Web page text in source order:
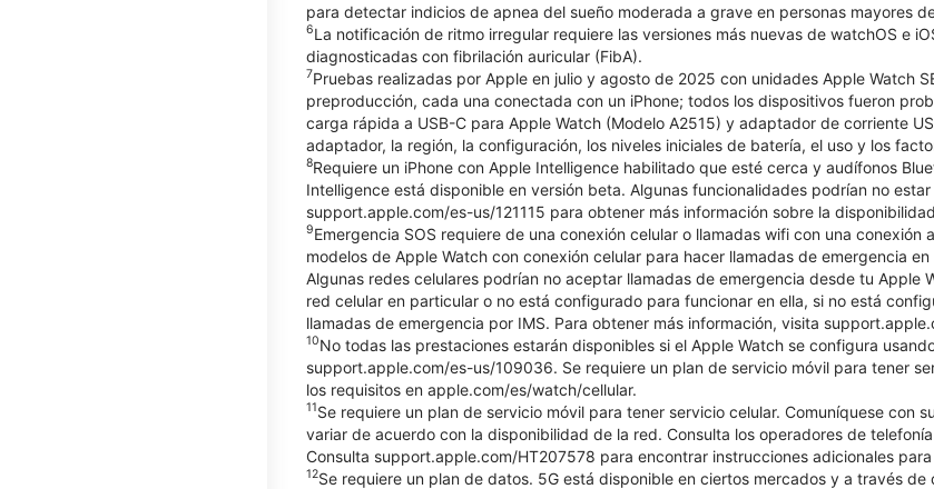
para detectar indicios de apnea del sueño moderada a grave en personas mayores
6La notificación de ritmo irregular requiere las versiones más nuevas de watchOS e
diagnosticadas con fibrilación auricular (FibA).
7Pruebas realizadas por Apple en julio y agosto de 2025 con unidades Apple Watch
preproducción, cada una conectada con un iPhone; todos los dispositivos fueron
carga rápida a USB-C para Apple Watch (Modelo A2515) y adaptador de corriente
adaptador, la región, la configuración, los niveles iniciales de batería, el uso y los
8Requiere un iPhone con Apple Intelligence habilitado que esté cerca y audífonos
Intelligence está disponible en versión beta. Algunas funcionalidades podrían no
support.apple.com/es-us/121115 para obtener más información sobre la
9Emergencia SOS requiere de una conexión celular o llamadas wifi con una
modelos de Apple Watch con conexión celular para hacer llamadas de emergencia
Algunas redes celulares podrían no aceptar llamadas de emergencia desde tu
red celular en particular o no está configurado para funcionar en ella, si no está
llamadas de emergencia por IMS. Para obtener más información, visita
10No todas las prestaciones estarán disponibles si el Apple Watch se configura
support.apple.com/es-us/109036. Se requiere un plan de servicio móvil para tener
los requisitos en apple.com/es/watch/cellular.
11Se requiere un plan de servicio móvil para tener servicio celular. Comuníquese
variar de acuerdo con la disponibilidad de la red. Consulta los operadores de
Consulta support.apple.com/HT207578 para encontrar instrucciones adicionales
12Se requiere un plan de datos. 5G está disponible en ciertos mercados y a través